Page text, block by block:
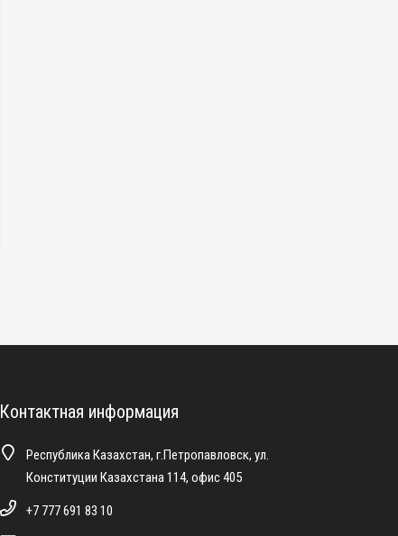
Контактная информация
Республика Казахстан, г.Петропавловск, ул.
Конституции Казахстана 114, офис 405
+7 777 691 83 10